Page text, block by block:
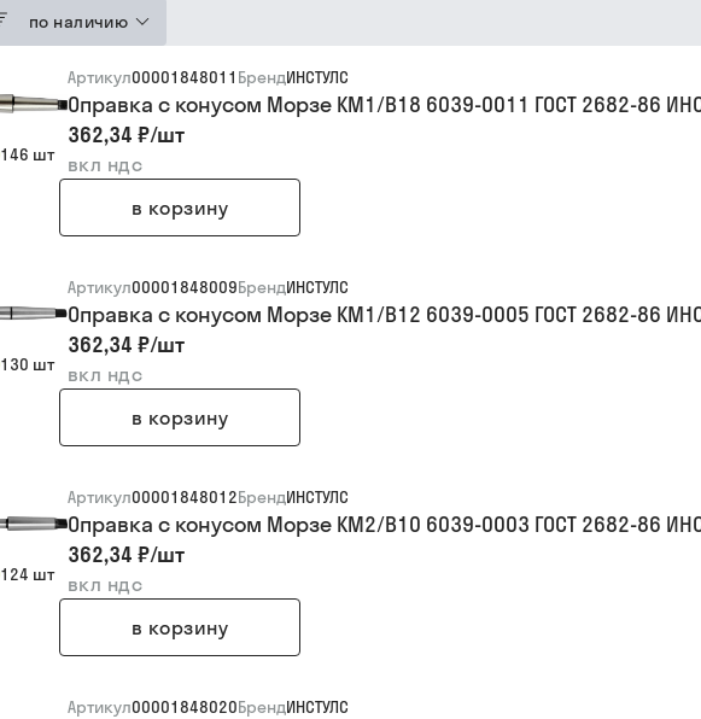
по наличию
146 шт
Артикул00001848011 БрендИНСТУЛС
Оправка с конусом Морзе КМ1/В18 6039-0011 ГОСТ 2682-86
362,34 ₽/шт
вкл ндс
в корзину
130 шт
Артикул00001848009БрендИНСТУЛС
Оправка с конусом Морзе КМ1/В12 6039-0005 ГОСТ 2682-86
362,34 ₽/шт
вкл ндс
в корзину
124 шт
Артикул00001848012БрендИНСТУЛС
Оправка с конусом Морзе КМ2/В10 6039-0003 ГОСТ 2682-86
362,34 ₽/шт
вкл ндс
в корзину
Артикул00001848020БрендИНСТУЛС